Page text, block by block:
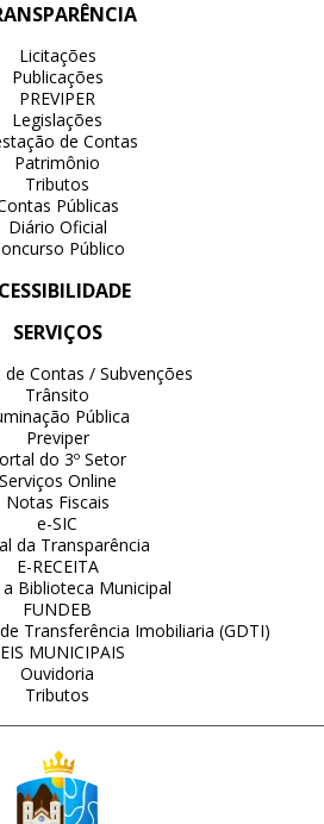
Licitações
Publicações
PREVIPER
Legislações
de Contas
Patrimônio
Tributos
Públicas
Diário Oficial
Público
SERVIÇOS
de Contas / Subvenções
Trânsito
Pública
Previper
do 3º Setor
Serviços Online
Notas Fiscais
e-SIC
da Transparência
E-RECEITA
Biblioteca Municipal
FUNDEB
Transferência Imobiliaria (GDTI)
MUNICIPAIS
Ouvidoria
Tributos